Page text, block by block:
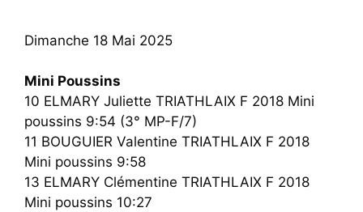
Dimanche 18 Mai 2025
Mini Poussins
10 ELMARY Juliette TRIATHLAIX F 2018 Mini
poussins 9:54 (3° MP-F/7)
11 BOUGUIER Valentine TRIATHLAIX F 2018
Mini poussins 9:58
13 ELMARY Clémentine TRIATHLAIX F 2018
Mini poussins 10:27